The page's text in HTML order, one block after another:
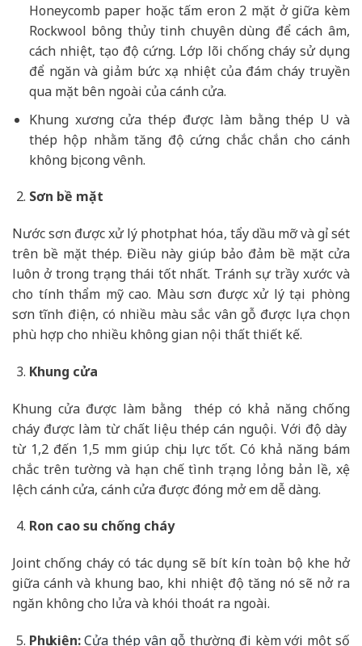
Honeycomb paper hoặc tấm eron 2 mặt ở giữa kèm
Rockwool bông thủy tinh chuyên dùng để cách âm,
cách nhiệt, tạo độ cứng. Lớp lõi chống cháy sử dụng
để ngăn và giảm bức xạ nhiệt của đám cháy truyền
qua mặt bên ngoài của cánh cửa.
Khung xương cửa thép được làm bằng thép U và
thép hộp nhằm tăng độ cứng chắc chắn cho cánh
không bị cong vênh.
Sơn bề mặt
Nước sơn được xử lý photphat hóa, tẩy dầu mỡ và gỉ sét
trên bề mặt thép. Điều này giúp bảo đảm bề mặt cửa
luôn ở trong trạng thái tốt nhất. Tránh sự trầy xước và
cho tính thẩm mỹ cao. Màu sơn được xử lý tại phòng
sơn tĩnh điện, có nhiều màu sắc vân gỗ được lựa chọn
phù hợp cho nhiều không gian nội thất thiết kế.
Khung cửa
Khung cửa được làm bằng thép có khả năng chống
cháy được làm từ chất liệu thép cán nguội. Với độ dày
từ 1,2 đến 1,5 mm giúp chịu lực tốt. Có khả năng bám
chắc trên tường và hạn chế tình trạng lỏng bản lề, xệ
lệch cánh cửa, cánh cửa được đóng mở em dễ dàng.
Ron cao su chống cháy
Joint chống cháy có tác dụng sẽ bít kín toàn bộ khe hở
giữa cánh và khung bao, khi nhiệt độ tăng nó sẽ nở ra
ngăn không cho lửa và khói thoát ra ngoài.
Phụ kiện:Cửa thép vân gỗ thường đi kèm với một số